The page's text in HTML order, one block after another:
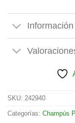
SKU: 242940
Categorías: Champús